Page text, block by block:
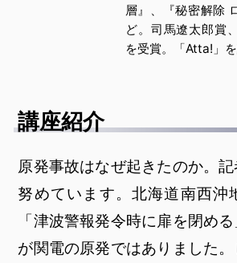
層』、『秘密解除
ど。司馬遼太郎賞
を受賞。「Atta!」を
講座紹介
原発事故はなぜ起きたのか。
努めています。北海道南西沖
「津波警報発令時に扉を閉め
が関電の原発ではありました